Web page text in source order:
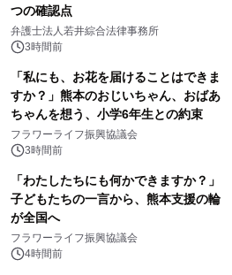
つの確認点
弁護士法人若井綜合法律事務所
3時間前
「私にも、お花を届けることはできま
すか？」熊本のおじいちゃん、おばあ
ちゃんを想う、小学6年生との約束
フラワーライフ振興協議会
3時間前
「わたしたちにも何かできますか？」
子どもたちの一言から、熊本支援の輪
が全国へ
フラワーライフ振興協議会
4時間前